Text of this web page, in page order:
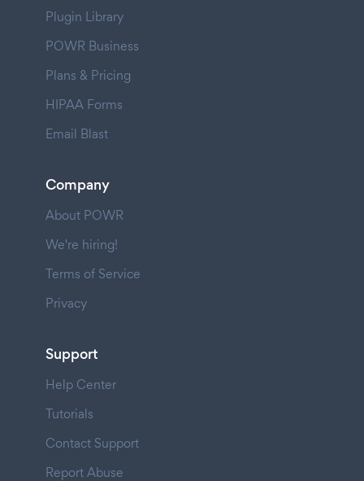
Plugin Library
POWR Business
Plans & Pricing
HIPAA Forms
Email Blast
Company
About POWR
We're hiring!
Terms of Service
Privacy
Support
Help Center
Tutorials
Contact Support
Report Abuse